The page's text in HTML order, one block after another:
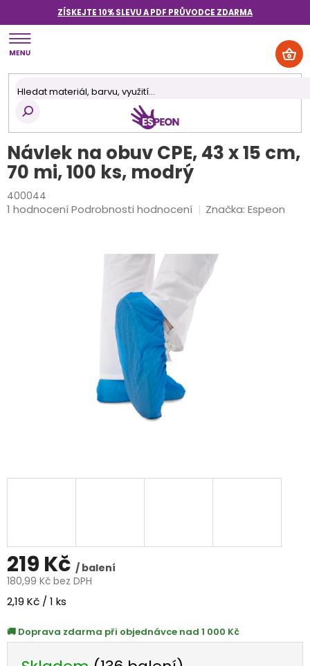
obsah
ZÍSKEJTE 10% SLEVU A PDF PRŮVODCE ZDARMA
Návlek na obuv CPE, 43 x 15 cm,
70 mi, 100 ks, modrý
400044
Průměrné
1 hodnoceníPodrobnosti hodnocení Značka:Espeon
219 Kč / balení
180,99 Kč bez DPH
Měrná
2,19 Kč / 1 ks
Doprava zdarma při objednávce nad 1 000 Kč